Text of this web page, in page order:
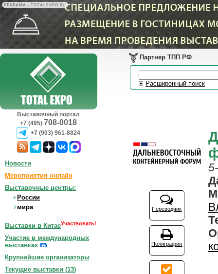
РЕКЛАМА • TOTALEXPO.RU
Выставочный портал
+7 (495) 708-0018
+7 (903) 961-8824
Партнер ТПП РФ
Расширенный поиск
Переводчик
Полиграфия
Новости
Мероприятия онлайн
Выставочные центры:
России
мира
Выставки в КитаеУчаствовать!
Участие в международных
выставках
Крупнейшие организаторы
Текущие выставки (13)